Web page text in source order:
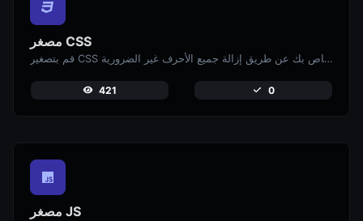
مصغر CSS
قم بتصغير CSS الخاص بك عن طريق إزالة جميع الأحرف غير الضرورية.
421 0
مصغر JS